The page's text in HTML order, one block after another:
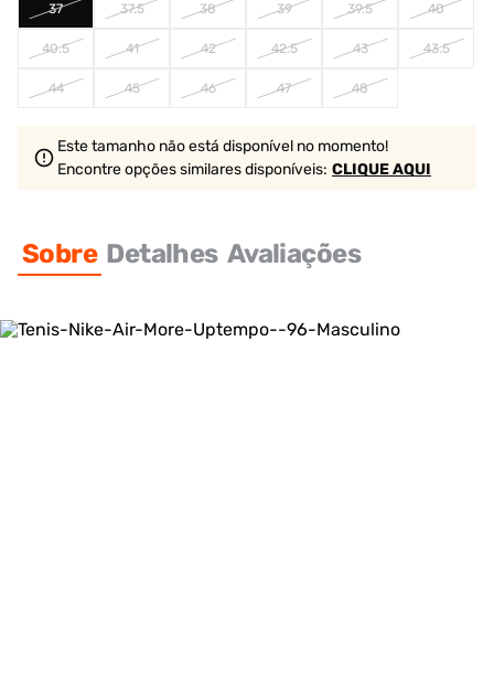
37 37.5 38 39 39.5 40
40.5 41 42 42.5 43 43.5
44 45 46 47 48
Este tamanho não está disponível no momento!
Encontre opções similaresdisponíveis: CLIQUE AQUI
Sobre Detalhes Avaliações